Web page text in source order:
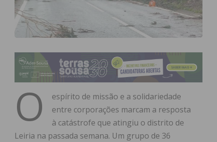
O
espírito de missão e a solidariedade
entre corporações marcam a resposta
à catástrofe que atingiu o distrito de
Leiria na passada semana. Um grupo de 36